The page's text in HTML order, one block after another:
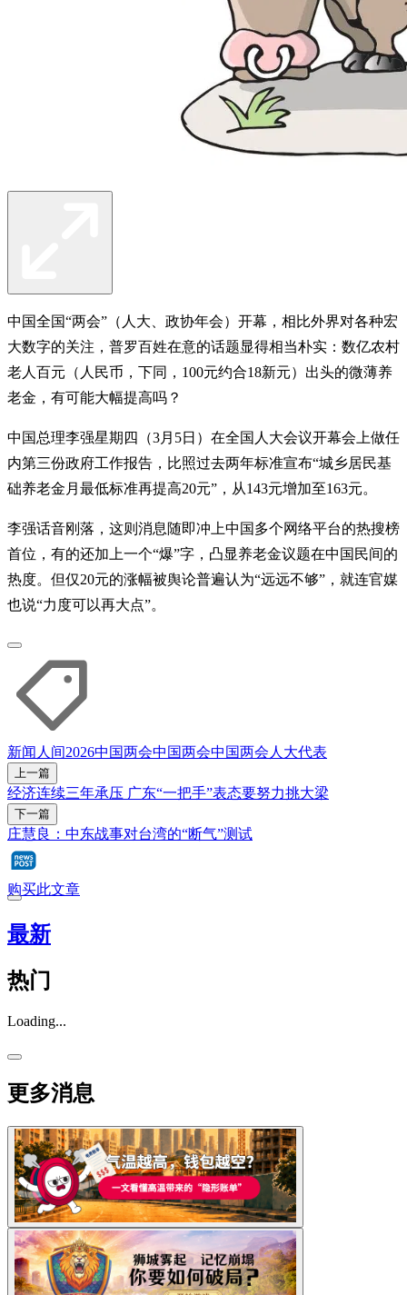
中国全国“两会”（人大、政协年会）开幕，相比外界对各种宏
大数字的关注，普罗百姓在意的话题显得相当朴实：数亿农村
老人百元（人民币，下同，100元约合18新元）出头的微薄养
老金，有可能大幅提高吗？
中国总理李强星期四（3月5日）在全国人大会议开幕会上做任
内第三份政府工作报告，比照过去两年标准宣布“城乡居民基
础养老金月最低标准再提高20元”，从143元增加至163元。
李强话音刚落，这则消息随即冲上中国多个网络平台的热搜榜
首位，有的还加上一个“爆”字，凸显养老金议题在中国民间的
热度。但仅20元的涨幅被舆论普遍认为“远远不够”，就连官媒
也说“力度可以再大点”。
新闻人间2026中国两会中国两会中国两会 人大代表
上一篇
经济连续三年承压 广东“一把手”表态要努力挑大梁
下一篇
庄慧良：中东战事对台湾的“断气”测试
购买此文章
最新
热门
Loading...
更多消息